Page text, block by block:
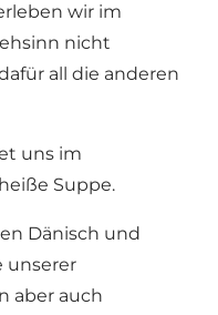
wir im
nicht
all die anderen
uns im
Suppe.
Dänisch und
unserer
aber auch